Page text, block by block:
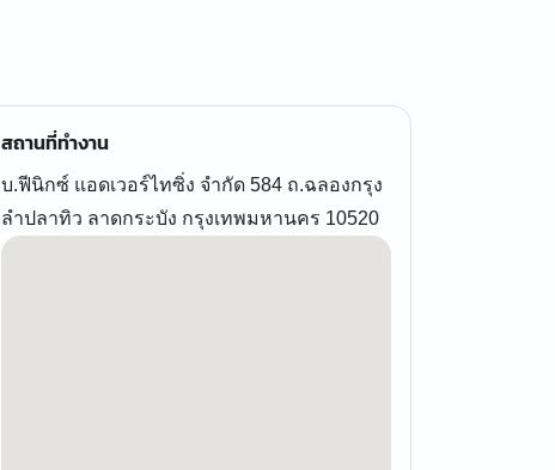
สถานที่ทำงาน
บ.ฟีนิกซ์ แอดเวอร์ไทซิ่ง จำกัด 584 ถ.ฉลองกรุง
ลำปลาทิว ลาดกระบัง กรุงเทพมหานคร 10520